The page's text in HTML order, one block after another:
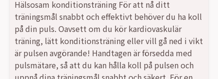
Hälsosam konditionsträning För att nå ditt
träningsmål snabbt och effektivt behöver du ha koll
på din puls. Oavsett om du kör kardiovaskulär
träning, lätt konditionsträning eller vill gå ned i vikt
är pulsen avgörande! Handtagen är försedda med
pulsmätare, så att du kan hålla koll på pulsen och